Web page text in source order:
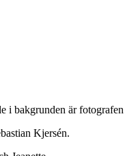
i bakgrunden är
Kjersén.